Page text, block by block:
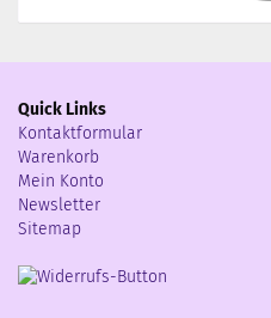
Quick Links
Kontaktformular
Warenkorb
Mein Konto
Newsletter
Sitemap